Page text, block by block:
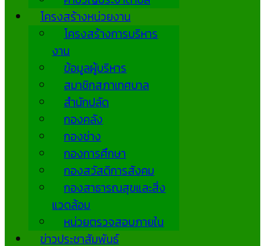
โครงสร้างหน่วยงาน
โครงสร้างการบริหาร
งาน
ข้อมูลผู้บริหาร
สมาชิกสภาเทศบาล
สำนักปลัด
กองคลัง
กองช่าง
กองการศึกษา
กองสวัสดิการสังคม
กองสาธารณสุขและสิ่ง
แวดล้อม
หน่วยตรวจสอบภายใน
ข่าวประชาสัมพันธ์